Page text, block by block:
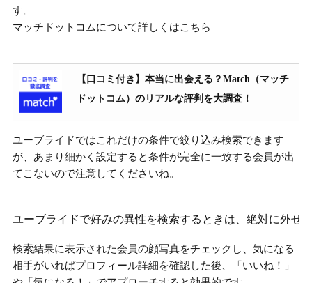
す。
マッチドットコムについて詳しくはこちら
【口コミ付き】本当に出会える？Match（マッチ
ドットコム）のリアルな評判を大調査！
ユーブライドではこれだけの条件で絞り込み検索できます
が、あまり細かく設定すると条件が完全に一致する会員が出
てこないので注意してくださいね。
ユーブライドで好みの異性を検索するときは、絶対に外せ
検索結果に表示された会員の顔写真をチェックし、気になる
相手がいればプロフィール詳細を確認した後、「いいね！」